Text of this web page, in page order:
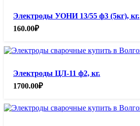
Электроды УОНИ 13/55 ф3 (5кг), кг.
160.00₽
Электроды ЦЛ-11 ф2, кг.
1700.00₽